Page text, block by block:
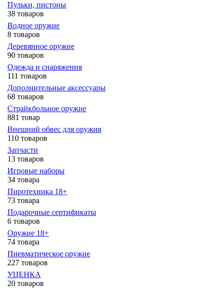
Пульки, пистоны
38 товаров
Водное оружие
8 товаров
Деревянное оружие
90 товаров
Одежда и снаряжения
111 товаров
Дополнительные аксессуары
68 товаров
Страйкбольное оружие
881 товар
Внешний обвес для оружия
110 товаров
Запчасти
13 товаров
Игровые наборы
34 товара
Пиротехника 18+
73 товара
Подарочные сертификаты
6 товаров
Оружие 18+
74 товара
Пневматическое оружие
227 товаров
УЦЕНКА
20 товаров